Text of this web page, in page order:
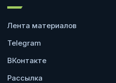
Лента материалов
Telegram
ВКонтакте
Рассылка